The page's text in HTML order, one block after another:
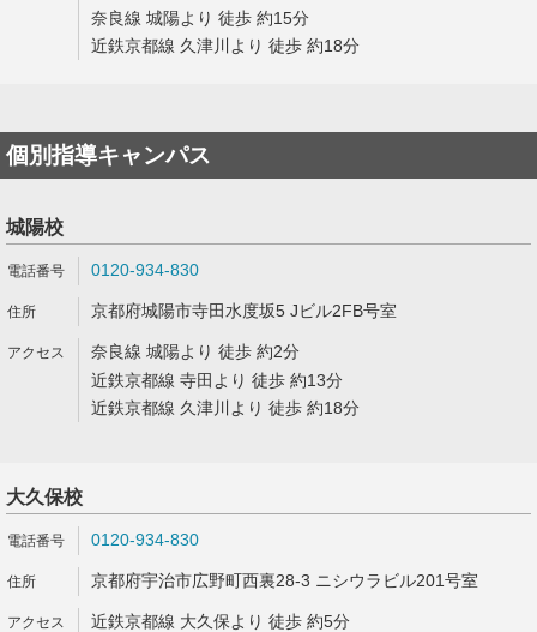
奈良線 城陽より 徒歩 約15分
近鉄京都線 久津川より 徒歩 約18分
個別指導キャンパス
城陽校
0120-934-830
京都府城陽市寺田水度坂5 Jビル2FB号室
奈良線 城陽より 徒歩 約2分
近鉄京都線 寺田より 徒歩 約13分
近鉄京都線 久津川より 徒歩 約18分
大久保校
0120-934-830
京都府宇治市広野町西裏28-3 ニシウラビル201号室
近鉄京都線 大久保より 徒歩 約5分